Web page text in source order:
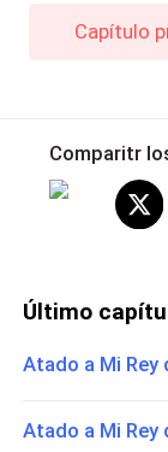
Capítulo
Comparitr
Último
Atado a Mi
Atado a Mi